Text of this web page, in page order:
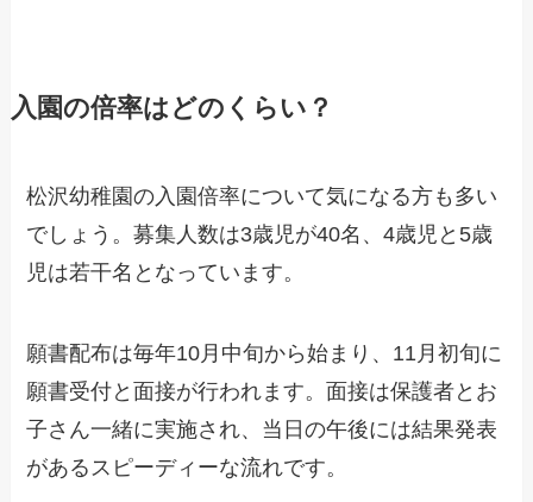
入園の倍率はどのくらい？
松沢幼稚園の入園倍率について気になる方も多い
でしょう。募集人数は3歳児が40名、4歳児と5歳
児は若干名となっています。
願書配布は毎年10月中旬から始まり、11月初旬に
願書受付と面接が行われます。面接は保護者とお
子さん一緒に実施され、当日の午後には結果発表
があるスピーディーな流れです。